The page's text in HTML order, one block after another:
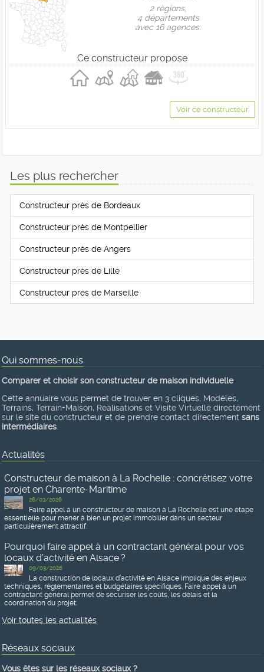
2 règions,
4 départements
avec 16 agences.
Ce constructeur propose
Voir ce constructeur
Les plus rechercher
Constructeur près de Bordeaux
Constructeur près de Montpellier
Constructeur près de Angers
Constructeur près de Lille
Constructeur près de Marseille
Qui sommes-nous
Comparer et choisir son constructeur de maison individuelle
Cette annuaire vous permet de trouver en 3 cliques, Modèles,
Terrains, Terrain+Maison, Réalisations et Visite Virtuelle directement
sur le site du constructeur et de prendre contact directement sans
intermédiaires
Actualités
Constructeur de maison à La Rochelle : concrétisez votre
projet en Charente-Maritime
26/03/2026
Faire appel à un constructeur de maison à La Rochelle est une étape
essentielle pour mener à bien un projet immobilier dans un secteur
particulièrement attractif.
Pourquoi faire appel à un contractant général pour vos
locaux d’activité en Alsace ?
09/03/2026
La construction de locaux d’activité en Alsace implique des enjeux
techniques, réglementaires et budgétaires spécifiques. Faire appel à un
contractant général permet de sécuriser les coûts, les délais et la
coordination du projet.
Voir toutes les actualités
Réseaux sociaux
Vous êtes sur les réseaux sociaux ?